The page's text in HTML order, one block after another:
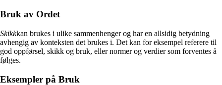
Bruk av Ordet
Skikkkan brukes i ulike sammenhenger og har en allsidig betydning
avhengig av konteksten det brukes i. Det kan for eksempel referere til
god oppførsel, skikk og bruk, eller normer og verdier som forventes å
følges.
Eksempler på Bruk